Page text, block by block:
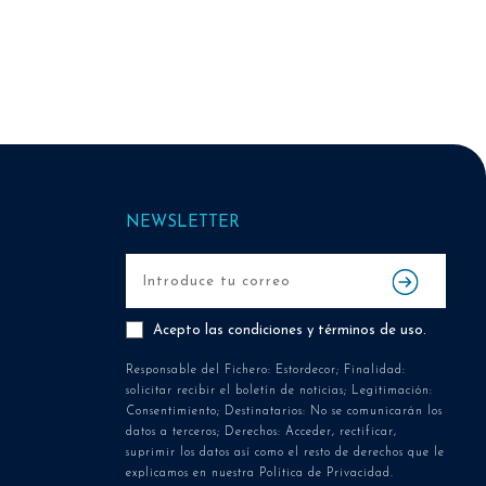
NEWSLETTER
Acepto las condiciones y términos de uso.
Responsable del Fichero: Estordecor; Finalidad:
solicitar recibir el boletín de noticias; Legitimación:
Consentimiento; Destinatarios: No se comunicarán los
datos a terceros; Derechos: Acceder, rectificar,
suprimir los datos así como el resto de derechos que le
explicamos en nuestra Política de Privacidad.